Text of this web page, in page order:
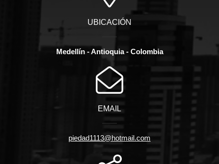
UBICACIÓN
Medellín - Antioquia - Colombia
EMAIL
piedad1113@hotmail.com